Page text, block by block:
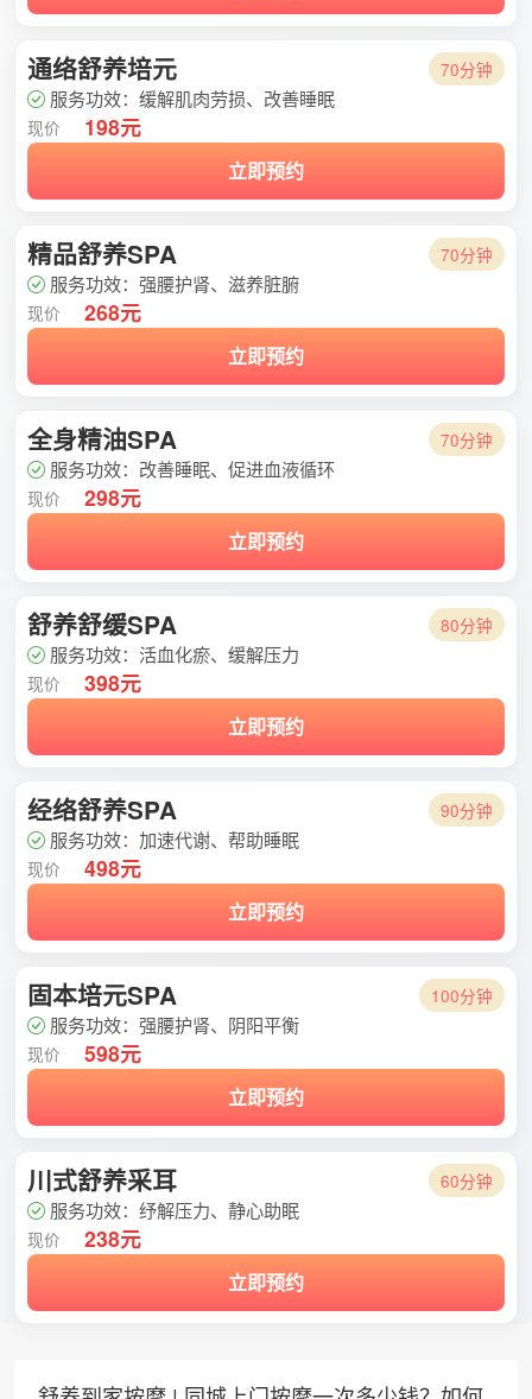
通络舒养培元 70分钟
服务功效：缓解肌肉劳损、改善睡眠
现价 198元
立即预约
精品舒养SPA 70分钟
服务功效：强腰护肾、滋养脏腑
现价 268元
立即预约
全身精油SPA 70分钟
服务功效：改善睡眠、促进血液循环
现价 298元
立即预约
舒养舒缓SPA 80分钟
服务功效：活血化瘀、缓解压力
现价 398元
立即预约
经络舒养SPA 90分钟
服务功效：加速代谢、帮助睡眠
现价 498元
立即预约
固本培元SPA 100分钟
服务功效：强腰护肾、阴阳平衡
现价 598元
立即预约
川式舒养采耳 60分钟
服务功效：纾解压力、静心助眠
现价 238元
立即预约